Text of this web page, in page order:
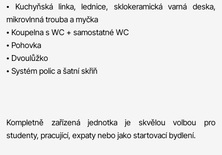
• Kuchyňská linka, lednice, sklokeramická varná deska,
mikrovlnná trouba a myčka
• Koupelna s WC + samostatné WC
• Pohovka
• Dvoulůžko
• Systém polic a šatní skříň
Kompletně zařízená jednotka je skvělou volbou pro
studenty, pracující, expaty nebo jako startovací bydlení.